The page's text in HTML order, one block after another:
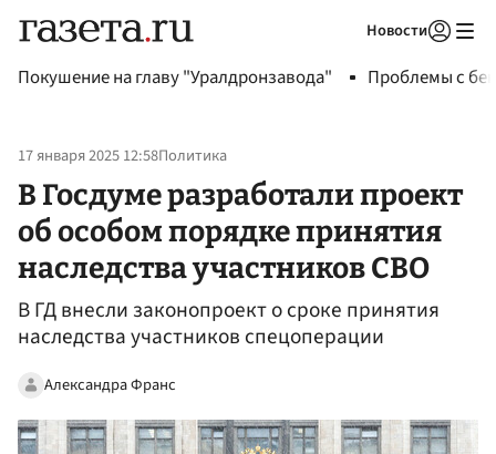
Новости
Покушение на главу "Уралдронзавода" Проблемы с
17 января 2025 12:58Политика
В Госдуме разработали проект
об особом порядке принятия
наследства участников СВО
В ГД внесли законопроект о сроке принятия
наследства участников спецоперации
Александра Франс